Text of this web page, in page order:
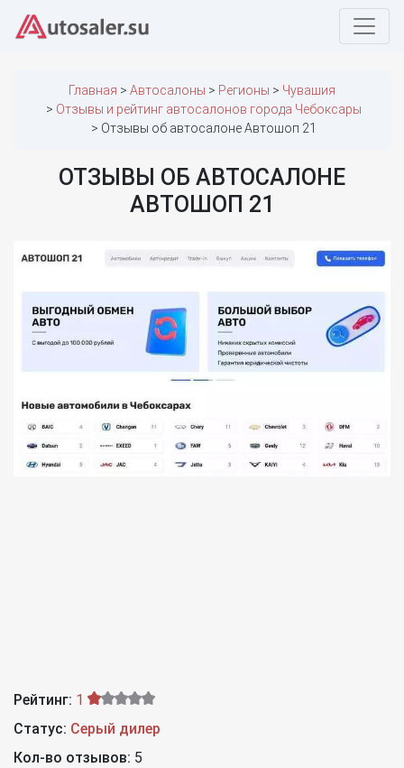
Главная Автосалоны Регионы
Чувашия
Отзывы и рейтинг автосалонов города Чебоксары
Отзывы об автосалоне Автошоп 21
ОТЗЫВЫ ОБ АВТОСАЛОНЕ
АВТОШОП 21
Рейтинг: 1
Статус: Серый дилер
Кол-во отзывов: 5